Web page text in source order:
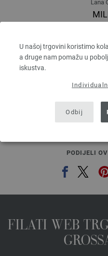
U našoj trgovini koristimo
a druge nam pomažu u
iskustva.
Odbij
Lana
Većina
PODIJELI
FILATI WEB